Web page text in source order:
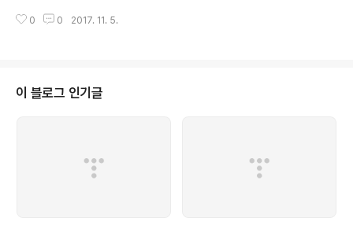
0 0 2017. 11. 5.
이 블로그 인기글